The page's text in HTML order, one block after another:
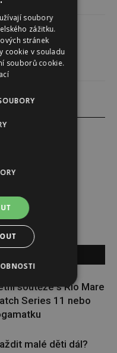
soutěže s Rio Mare
Series 11 nebo
malé děti dál?
soubory
zážitku.
stránek
cookie v souladu
souborů cookie.